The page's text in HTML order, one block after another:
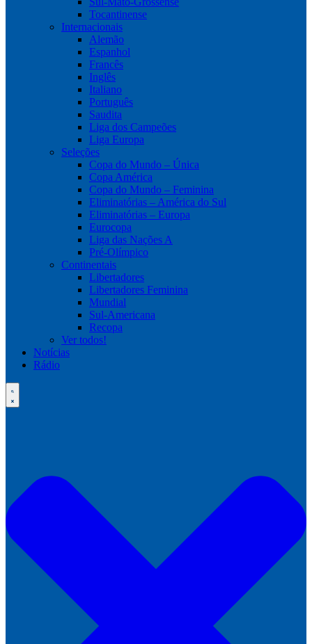
Tocantinense
Internacionais
Alemão
Espanhol
Francês
Inglês
Italiano
Português
Saudita
Liga dos Campeões
Liga Europa
Seleções
Copa do Mundo – Única
Copa América
Copa do Mundo – Feminina
Eliminatórias – América do Sul
Eliminatórias – Europa
Eurocopa
Liga das Nações A
Pré-Olímpico
Continentais
Libertadores
Libertadores Feminina
Mundial
Sul-Americana
Recopa
Ver todos!
Notícias
Rádio